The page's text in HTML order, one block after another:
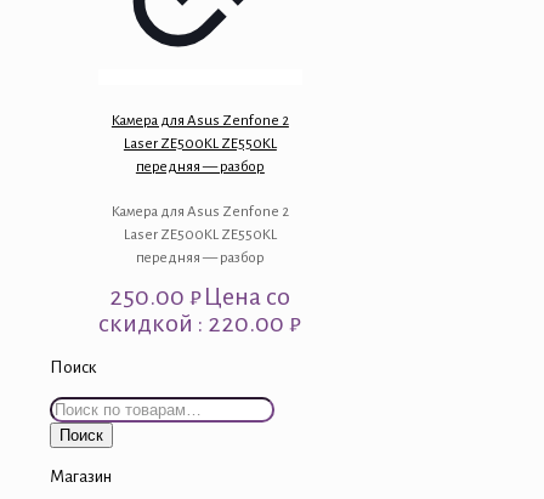
Камера для Asus Zenfone 2
Laser ZE500KL ZE550KL
передняя — разбор
Камера для Asus Zenfone 2
Laser ZE500KL ZE550KL
передняя — разбор
250.00₽Цена со
скидкой : 220.00 ₽
Поиск
Искать:
Поиск
Магазин